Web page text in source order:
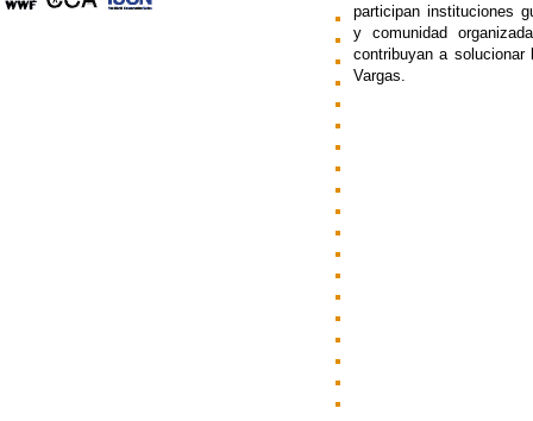
participan instituciones
y comunidad
contribuyan a
Vargas.